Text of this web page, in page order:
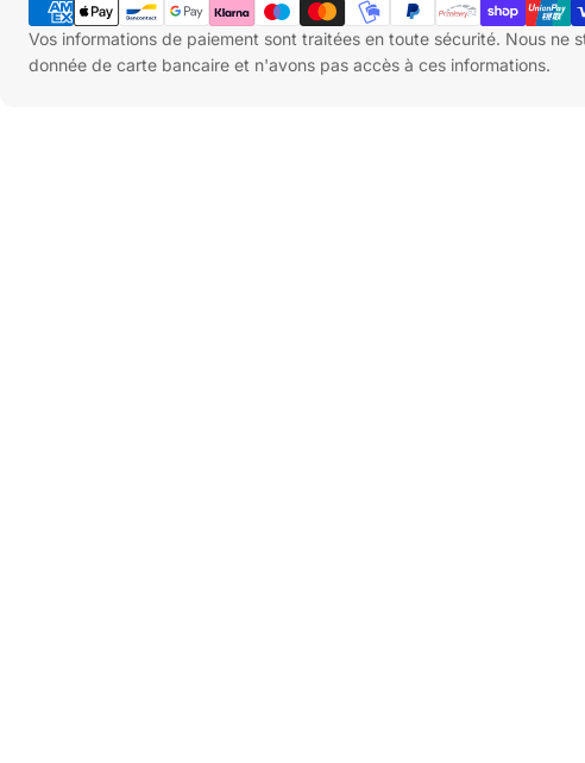
paiement
Vos informations de paiement sont traitées en toute sécurité. Nous ne
donnée de carte bancaire et n'avons pas accès à ces informations.